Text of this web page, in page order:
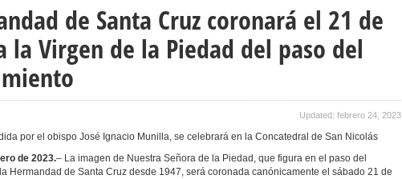
de Santa Cruz coronará el 21 de
la Virgen de la Piedad del paso del
Updated: febrero 24, 2023
por el obispo José Ignacio Munilla, se celebrará en la Concatedral de San Nicolás
de 2023.– La imagen de Nuestra Señora de la Piedad, que figura en el paso del
Hermandad de Santa Cruz desde 1947, será coronada canónicamente el sábado 21 de